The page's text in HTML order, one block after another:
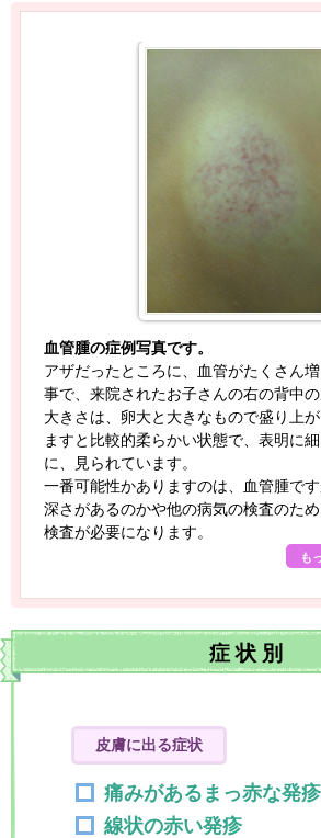
血管腫の症例写真です。
アザだったところに、血管がたくさん
事で、来院されたお子さんの右の背中の
大きさは、卵大と大きなもので盛り上
ますと比較的柔らかい状態で、表明に
に、見られています。
一番可能性かありますのは、血管腫で
深さがあるのかや他の病気の検査のた
検査が必要になります。
も
症 状 別
皮膚に出る症状
痛みがあるまっ赤な発疹
線状の赤い発疹